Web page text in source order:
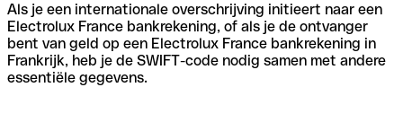
Als je een internationale overschrijving initieert naar een
Electrolux France bankrekening, of als je de ontvanger
bent van geld op een Electrolux France bankrekening in
Frankrijk, heb je de SWIFT-code nodig samen met andere
essentiële gegevens.